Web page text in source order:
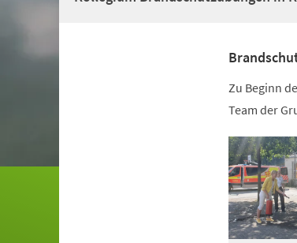
Zu Beginn
Team der